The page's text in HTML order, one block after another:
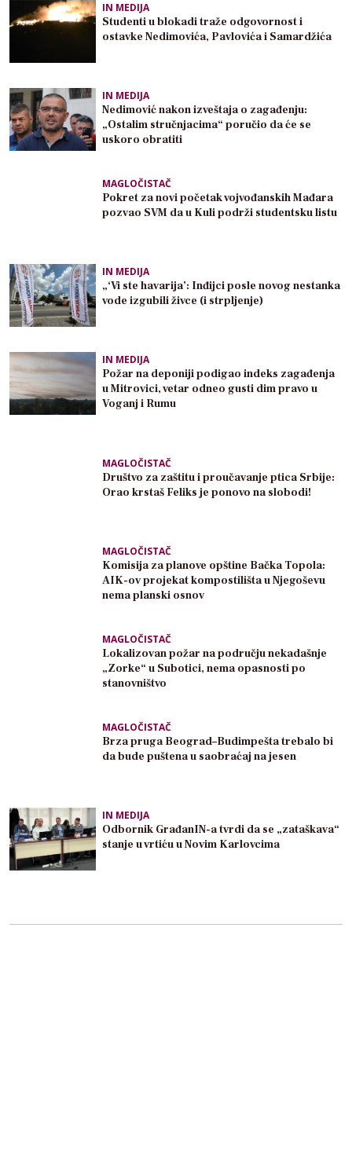
IN MEDIJA
Studenti u blokadi traže odgovornost i
ostavke Nedimovića, Pavlovića i Samardžića
IN MEDIJA
Nedimović nakon izveštaja o zagađenju:
„Ostalim stručnjacima“ poručio da će se
uskoro obratiti
MAGLOČISTAČ
Pokret za novi početak vojvođanskih Mađara
pozvao SVM da u Kuli podrži studentsku listu
IN MEDIJA
„‘Vi ste havarija’: Inđijci posle novog nestanka
vode izgubili živce (i strpljenje)
IN MEDIJA
Požar na deponiji podigao indeks zagađenja
u Mitrovici, vetar odneo gusti dim pravo u
Voganj i Rumu
MAGLOČISTAČ
Društvo za zaštitu i proučavanje ptica Srbije:
Orao krstaš Feliks je ponovo na slobodi!
MAGLOČISTAČ
Komisija za planove opštine Bačka Topola:
AIK-ov projekat kompostilišta u Njegoševu
nema planski osnov
MAGLOČISTAČ
Lokalizovan požar na području nekadašnje
„Zorke“ u Subotici, nema opasnosti po
stanovništvo
MAGLOČISTAČ
Brza pruga Beograd–Budimpešta trebalo bi
da bude puštena u saobraćaj na jesen
IN MEDIJA
Odbornik GrađanIN-a tvrdi da se „zataškava“
stanje u vrtiću u Novim Karlovcima